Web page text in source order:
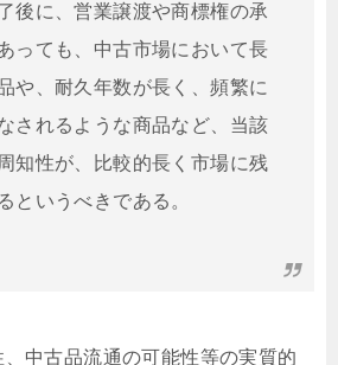
後に、営業譲渡や商標権の承
っても、中古市場において長
や、耐久年数が長く、頻繁に
されるような商品など、当該
知性が、比較的長く市場に残
というべきである。
中古品流通の可能性等の実質的